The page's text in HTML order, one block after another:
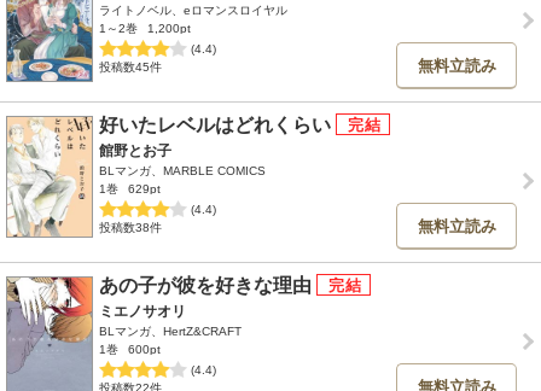
ライトノベル、eロマンスロイヤル
1～2巻
1,200pt
(4.4)
投稿数45件
無料立読み
好いたレベルはどれくらい
館野とお子
BLマンガ、MARBLE COMICS
1巻
629pt
(4.4)
投稿数38件
無料立読み
あの子が彼を好きな理由
ミエノサオリ
BLマンガ、HertZ&CRAFT
1巻
600pt
(4.4)
投稿数22件
無料立読み